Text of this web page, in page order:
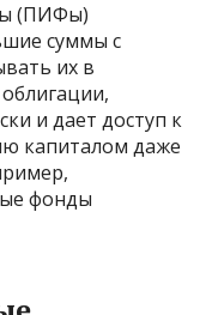
(ПИФы)
суммы с
их в
и дает доступ к
капиталом даже
фонды